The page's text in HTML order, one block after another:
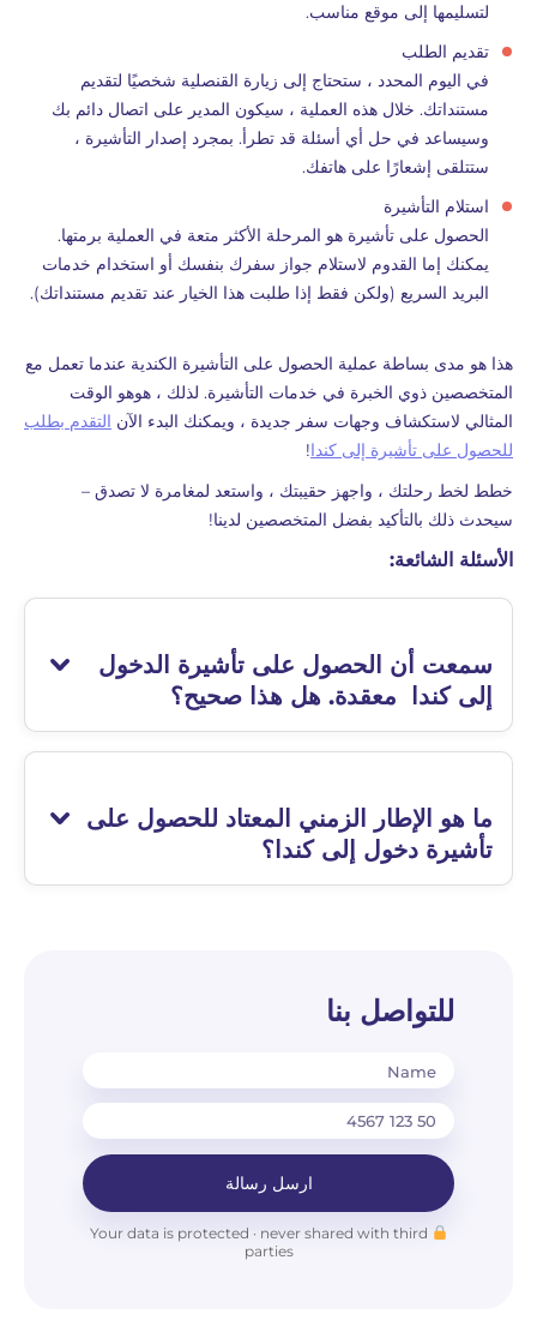
لتسليمها إلى موقع مناسب.
تقديم الطلب
في اليوم المحدد ، ستحتاج إلى زيارة القنصلية شخصيًا لتقديم
مستنداتك. خلال هذه العملية ، سيكون المدير على اتصال دائم بك
وسيساعد في حل أي أسئلة قد تطرأ. بمجرد إصدار التأشيرة ،
ستتلقى إشعارًا على هاتفك.
استلام التأشيرة
الحصول على تأشيرة هو المرحلة الأكثر متعة في العملية برمتها.
يمكنك إما القدوم لاستلام جواز سفرك بنفسك أو استخدام خدمات
البريد السريع (ولكن فقط إذا طلبت هذا الخيار عند تقديم مستنداتك).
هذا هو مدى بساطة عملية الحصول على التأشيرة الكندية عندما تعمل مع
المتخصصين ذوي الخبرة في خدمات التأشيرة. لذلك ، هوهو الوقت
المثالي لاستكشاف وجهات سفر جديدة ، ويمكنك البدء الآن التقدم بطلب
للحصول على تأشيرة إلى كندا!
خطط لخط رحلتك ، واجهز حقيبتك ، واستعد لمغامرة لا تصدق –
سيحدث ذلك بالتأكيد بفضل المتخصصين لدينا!
الأسئلة الشائعة:
سمعت أن الحصول على تأشيرة الدخول
إلى كندا معقدة. هل هذا صحيح؟
ما هو الإطار الزمني المعتاد للحصول على
تأشيرة دخول إلى كندا؟
للتواصل بنا
Name
ارسل رسالة
Your data is protected · never shared with third
parties